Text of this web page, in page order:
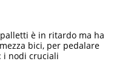
è in ritardo ma ha
bici, per pedalare
i nodi cruciali